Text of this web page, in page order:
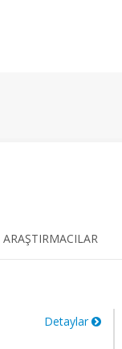
ARAŞTIRMACILAR
Detaylar